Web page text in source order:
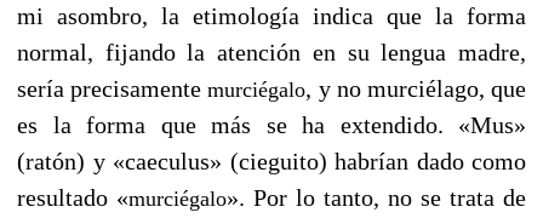
mi asombro, la etimología indica que la forma
normal, fijando la atención en su lengua madre,
sería precisamentemurciégalo, y no murciélago, que
es la forma que más se ha extendido. «Mus»
(ratón) y «caeculus» (cieguito) habrían dado como
resultado «murciégalo». Por lo tanto, no se trata de